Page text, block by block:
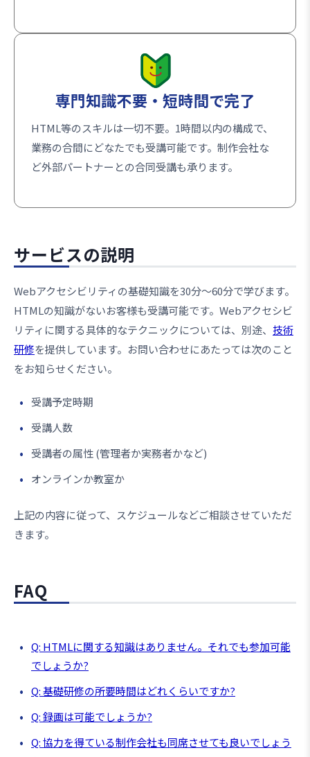
専門知識不要・短時間で完了
HTML等のスキルは一切不要。1時間以内の構成で、
業務の合間にどなたでも受講可能です。制作会社な
ど外部パートナーとの合同受講も承ります。
サービスの説明
Webアクセシビリティの基礎知識を30分～60分で学びます。
HTMLの知識がないお客様も受講可能です。Webアクセシビ
リティに関する具体的なテクニックについては、別途、 技術
研修を提供しています。お問い合わせにあたっては次のこと
をお知らせください。
受講予定時期
受講人数
受講者の属性 (管理者か実務者かなど)
オンラインか教室か
上記の内容に従って、スケジュールなどご相談させていただ
きます。
FAQ
Q: HTMLに関する知識はありません。それでも参加可能
でしょうか?
Q: 基礎研修の所要時間はどれくらいですか?
Q: 録画は可能でしょうか?
Q: 協力を得ている制作会社も同席させても良いでしょう